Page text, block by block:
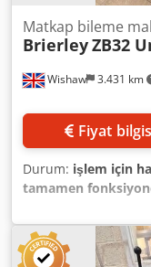
Wishaw 3.431 km
Matkap bileme
BrierleyZB32
Fiyat
Durum: işlem için
tamamen
Bileme Makinesi
Kapasite: 2,5-32